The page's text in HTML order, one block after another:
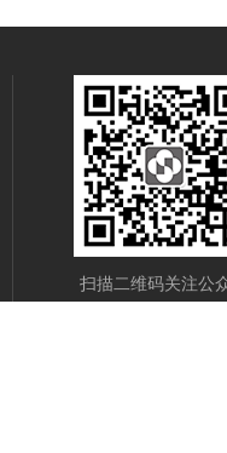
扫描二维码关注公